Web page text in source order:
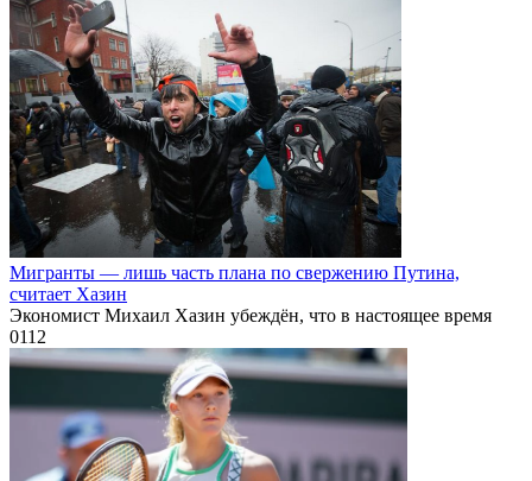
Мигранты — лишь часть плана по свержению Путина,
считает Хазин
Экономист Михаил Хазин убеждён, что в настоящее время
0112